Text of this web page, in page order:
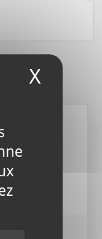
X